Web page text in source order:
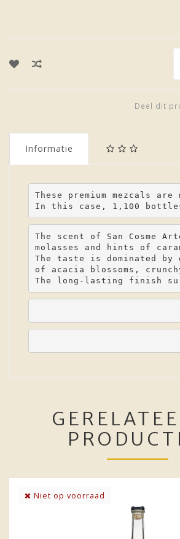
Deel dit
Informatie
These premium mezcals
In this case, 1,100 bottles
The scent of San Cosme
molasses and hints of
The taste is dominated by
of acacia blossoms,
The long-lasting finish
Niet op voorraad